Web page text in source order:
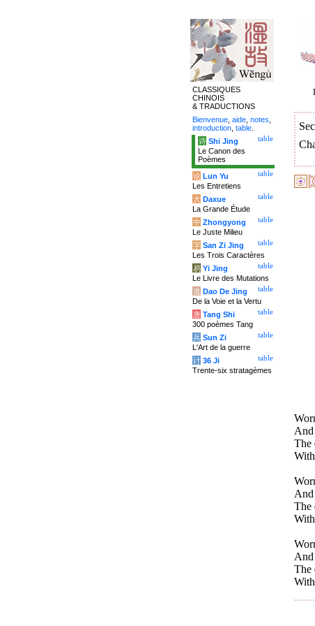
And
The
And
The
And
The
CLASSIQUES
CHINOIS
& TRADUCTIONS
Bienvenue aide notes
introduction table
table
诗 Shi Jing
Le Canon des
Poèmes
table
论 Lun Yu
Les Entretiens
table
大 Daxue
La Grande Étude
table
中 Zhongyong
Le Juste Milieu
table
字 San Zi Jing
Les Trois Caractères
table
易 Yi Jing
Le Livre des Mutations
table
道 Dao De Jing
De la Voie et la Vertu
table
唐 Tang Shi
300 poèmes Tang
table
兵 Sun Zi
L'Art de la guerre
table
计 36 Ji
Trente-six stratagèmes